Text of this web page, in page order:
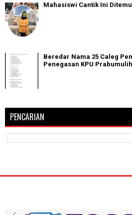
Mahasiswi Cantik Ini
Beredar Nama 25 Caleg
Penegasan KPU Prabumulih
PENCARIAN